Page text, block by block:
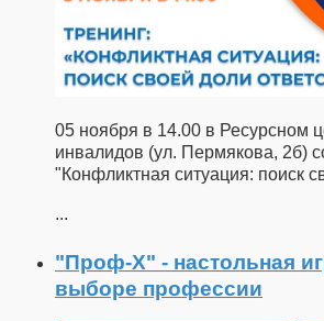
05 ноября в 14.00 в Ресурсном
инвалидов (ул. Пермякова, 2б)
"Конфликтная ситуация: поиск
...
"Проф-X" - настольная
выборе профессии